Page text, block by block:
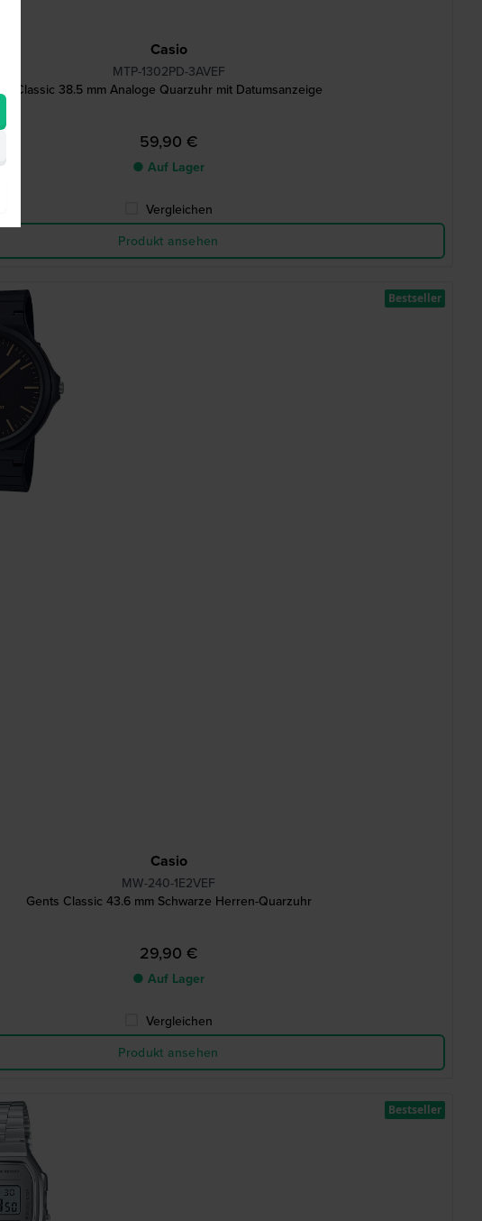
Casio
MTP-1302PD-3AVEF
Classic 38.5 mm Analoge Quarzuhr mit Datumsanzeige
59,90 €
● Auf Lager
Vergleichen
Produkt ansehen
Casio
MW-240-1E2VEF
Gents Classic 43.6 mm Schwarze Herren-Quarzuhr
29,90 €
● Auf Lager
Vergleichen
Produkt ansehen
Bestseller
Bestseller